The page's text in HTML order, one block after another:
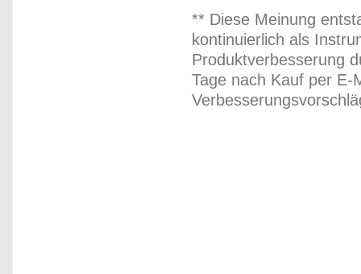
** Diese Meinung
kontinuierlich als
Produktverbesserung
Tage nach Kauf per E-